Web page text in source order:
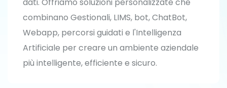
combinano Gestionali, LIMS, bot, ChatBot,
Webapp, percorsi guidati e l'Intelligenza
Artificiale per creare un ambiente aziendale
più intelligente, efficiente e sicuro.